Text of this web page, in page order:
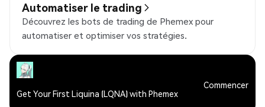
Automatiser le trading
Découvrez les bots de trading de Phemex pour
automatiser et optimiser vos stratégies.
Get Your First Liquina (LQNA) with Phemex
Commencer